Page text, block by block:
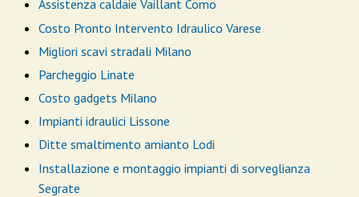
Assistenza caldaie Vaillant Como
Costo Pronto Intervento Idraulico Varese
Migliori scavi stradali Milano
Parcheggio Linate
Costo gadgets Milano
Impianti idraulici Lissone
Ditte smaltimento amianto Lodi
Installazione e montaggio impianti di sorveglianza
Segrate